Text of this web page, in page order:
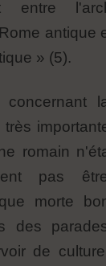
entre
antique
» (5).
concernant
romain
pas
morte
des
de